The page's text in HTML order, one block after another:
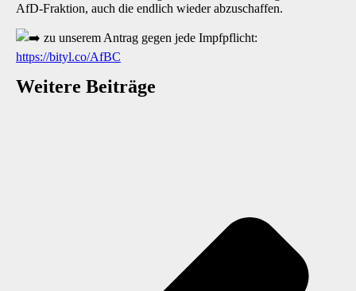
AfD-Fraktion, auch die endlich wieder abzuschaffen.
zu unserem Antrag gegen jede Impfpflicht:
https://bityl.co/AfBC
Weitere Beiträge